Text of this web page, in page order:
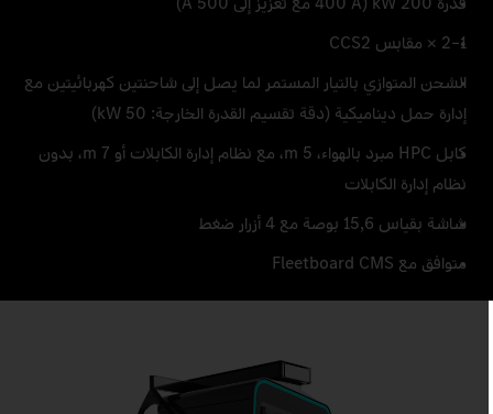
1–2 × مقابس CCS2
الشحن المتوازي بالتيار المستمر لما يصل إلى شاحنتين كهربائيتين مع
إدارة حمل ديناميكية (دقة تقسيم القدرة الخارجة: 50 kW)
كابل HPC مبرد بالهواء، 5 m، مع نظام إدارة الكابلات أو 7 m، بدون
نظام إدارة الكابلات
شاشة بقياس 15,6 بوصة مع 4 أزرار ضغط
متوافق مع Fleetboard CMS